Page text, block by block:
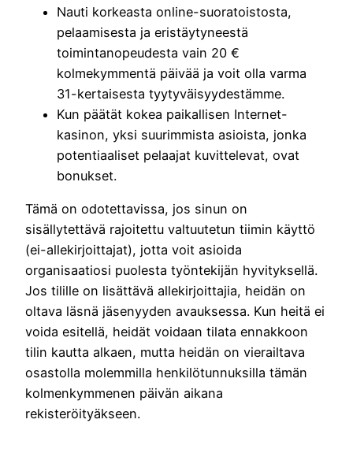
Nauti korkeasta online-suoratoistosta,
pelaamisesta ja eristäytyneestä
toimintanopeudesta vain 20 €
kolmekymmentä päivää ja voit olla varma
31-kertaisesta tyytyväisyydestämme.
Kun päätät kokea paikallisen Internet-
kasinon, yksi suurimmista asioista, jonka
potentiaaliset pelaajat kuvittelevat, ovat
bonukset.
Tämä on odotettavissa, jos sinun on
sisällytettävä rajoitettu valtuutetun tiimin käyttö
(ei-allekirjoittajat), jotta voit asioida
organisaatiosi puolesta työntekijän hyvityksellä.
Jos tilille on lisättävä allekirjoittajia, heidän on
oltava läsnä jäsenyyden avauksessa. Kun heitä ei
voida esitellä, heidät voidaan tilata ennakkoon
tilin kautta alkaen, mutta heidän on vierailtava
osastolla molemmilla henkilötunnuksilla tämän
kolmenkymmenen päivän aikana
rekisteröityäkseen.